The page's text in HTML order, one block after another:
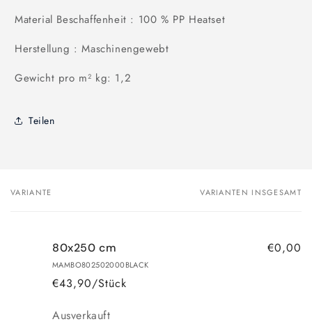
Material Beschaffenheit : 100 % PP Heatset
Herstellung : Maschinengewebt
Gewicht pro m² kg: 1,2
Teilen
Dein
VARIANTE VARIANTEN INSGESAMT
80x250 cm
MAMBO802502000BLACK
€43,90/Stück
€0,00
Anzahl
Ausverkauft